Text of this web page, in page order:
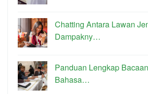
Chatting Antara Lawan
Dampakny…
Panduan Lengkap
Bahasa…